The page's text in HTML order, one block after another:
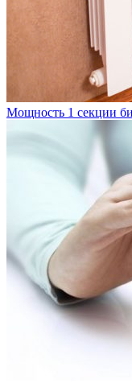
Мощность 1 секции